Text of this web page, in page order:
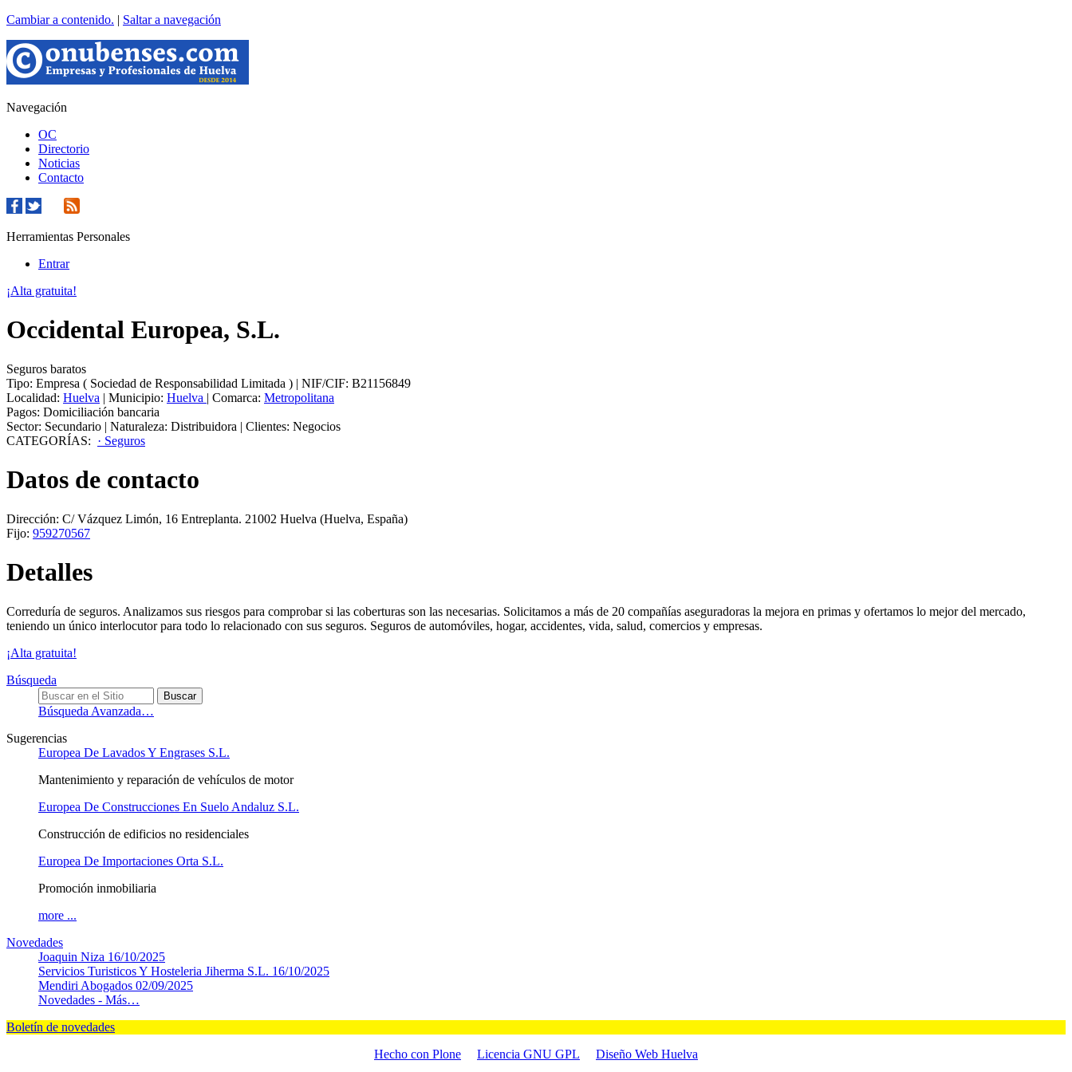
Cambiar a contenido. | Saltar a navegación
Navegación
OC
Directorio
Noticias
Contacto
Herramientas Personales
Entrar
¡Alta gratuita!
Occidental Europea, S.L.
Seguros baratos
Tipo: Empresa ( Sociedad de Responsabilidad Limitada ) | NIF/CIF: B21156849
Localidad: Huelva | Municipio: Huelva | Comarca: Metropolitana
Pagos: Domiciliación bancaria
Sector: Secundario | Naturaleza: Distribuidora | Clientes: Negocios
CATEGORÍAS: · Seguros
Datos de contacto
Dirección: C/ Vázquez Limón, 16 Entreplanta. 21002 Huelva (Huelva, España)
Fijo: 959270567
Detalles
Correduría de seguros. Analizamos sus riesgos para comprobar si las coberturas son las necesarias. Solicitamos a más de 20 compañías aseguradoras la mejora en primas y ofertamos lo mejor del mercado,
teniendo un único interlocutor para todo lo relacionado con sus seguros. Seguros de automóviles, hogar, accidentes, vida, salud, comercios y empresas.
¡Alta gratuita!
Búsqueda
Búsqueda Avanzada…
Sugerencias
Europea De Lavados Y Engrases S.L.
Mantenimiento y reparación de vehículos de motor
Europea De Construcciones En Suelo Andaluz S.L.
Construcción de edificios no residenciales
Europea De Importaciones Orta S.L.
Promoción inmobiliaria
more ...
Novedades
Joaquin Niza 16/10/2025
Servicios Turisticos Y Hosteleria Jiherma S.L. 16/10/2025
Mendiri Abogados 02/09/2025
Novedades - Más…
Boletín de novedades
Hecho con Plone
Licencia GNU GPL Diseño Web Huelva